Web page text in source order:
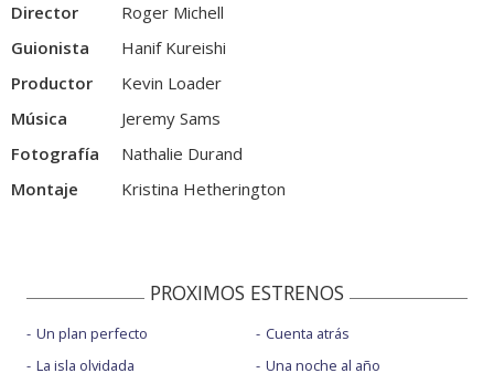
Director
Roger Michell
Guionista
Hanif Kureishi
Productor
Kevin Loader
Música
Jeremy Sams
Fotografía
Nathalie Durand
Montaje
Kristina Hetherington
PROXIMOS ESTRENOS
Un plan perfecto
La isla olvidada
Cuenta atrás
Una noche al año